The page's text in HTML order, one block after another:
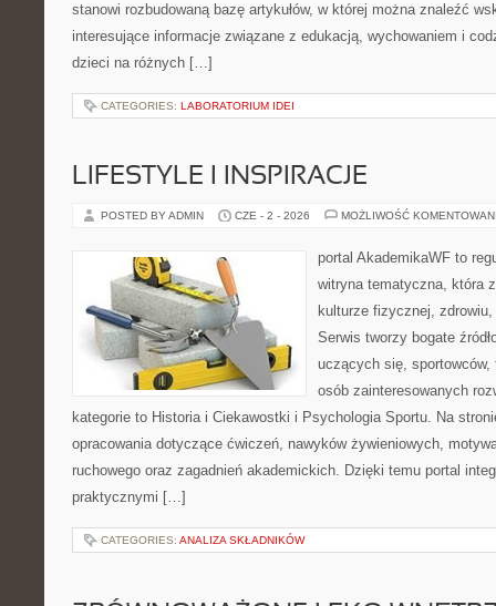
stanowi rozbudowaną bazę artykułów, w której można znaleźć
interesujące informacje związane z edukacją, wychowaniem i
dzieci na różnych […]
CATEGORIES: LABORATORIUM IDEI
LIFESTYLE I INSPIRACJE
POSTED BY ADMIN CZE - 2 - 2026 MOŻLIWOŚĆ
portal AkademikaWF to
witryna tematyczna, która
kulturze fizycznej,
Serwis tworzy bogate
uczących się,
osób zainteresowanych
kategorie to Historia i Ciekawostki i Psychologia Sportu. Na
opracowania dotyczące ćwiczeń, nawyków żywieniowych,
ruchowego oraz zagadnień akademickich. Dzięki temu portal
praktycznymi […]
CATEGORIES: ANALIZA SKŁADNIKÓW